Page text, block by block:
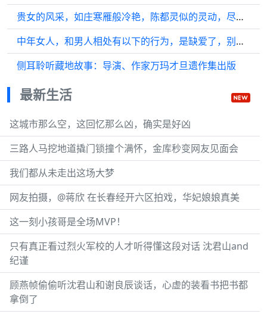
贵女的风采，如庄寒雁般冷艳，陈都灵似的灵动，尽显古典韵味
中年女人，和男人相处有以下的行为，是缺爱了，别不懂
侧耳聆听藏地故事：导演、作家万玛才旦遗作集出版
最新生活
这城市那么空，这回忆那么凶，确实是好凶
三路人马挖地道撬门锁撞个满怀，金库秒变网友见面会
我们都从未走出这场大梦
网友拍摄，@蒋欣 在长春经开六区拍戏，华妃娘娘真美
这一刻小孩哥是全场MVP！
只有真正看过烈火军校的人才听得懂这段对话 沈君山and
纪谨
顾燕帧偷偷听沈君山和谢良辰谈话，心虚的装看书把书都
拿倒了